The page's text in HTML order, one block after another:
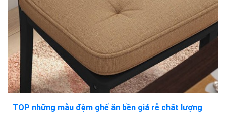
TOP những mẫu đệm ghế ăn bền giá rẻ chất lượng